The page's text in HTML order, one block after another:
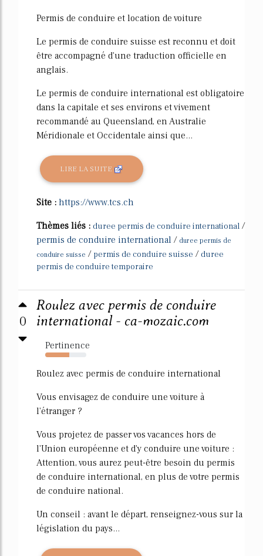
Permis de conduire et location de voiture
Le permis de conduire suisse est reconnu et doit
être accompagné d'une traduction officielle en
anglais.
Le permis de conduire international est obligatoire
dans la capitale et ses environs et vivement
recommandé au Queensland, en Australie
Méridionale et Occidentale ainsi que...
LIRE LA SUITE
Site : https://www.tcs.ch
Thèmes liés : duree permis de conduire international /
permis de conduire international / duree permis de
conduire suisse / permis de conduire suisse / duree
permis de conduire temporaire
0
Roulez avec permis de conduire
international - ca-mozaic.com
Pertinence
58%
Roulez avec permis de conduire international
Vous envisagez de conduire une voiture à
l'étranger ?
Vous projetez de passer vos vacances hors de
l'Union européenne et d'y conduire une voiture :
Attention, vous aurez peut-être besoin du permis
de conduire international, en plus de votre permis
de conduire national.
Un conseil : avant le départ, renseignez-vous sur la
législation du pays...